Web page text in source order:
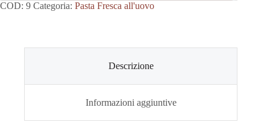
COD: 9 Categoria: Pasta Fresca all'uovo
Descrizione
Informazioni aggiuntive